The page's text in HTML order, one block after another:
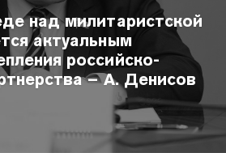
над милитаристской
актуальным
российско-
– А. Денисов